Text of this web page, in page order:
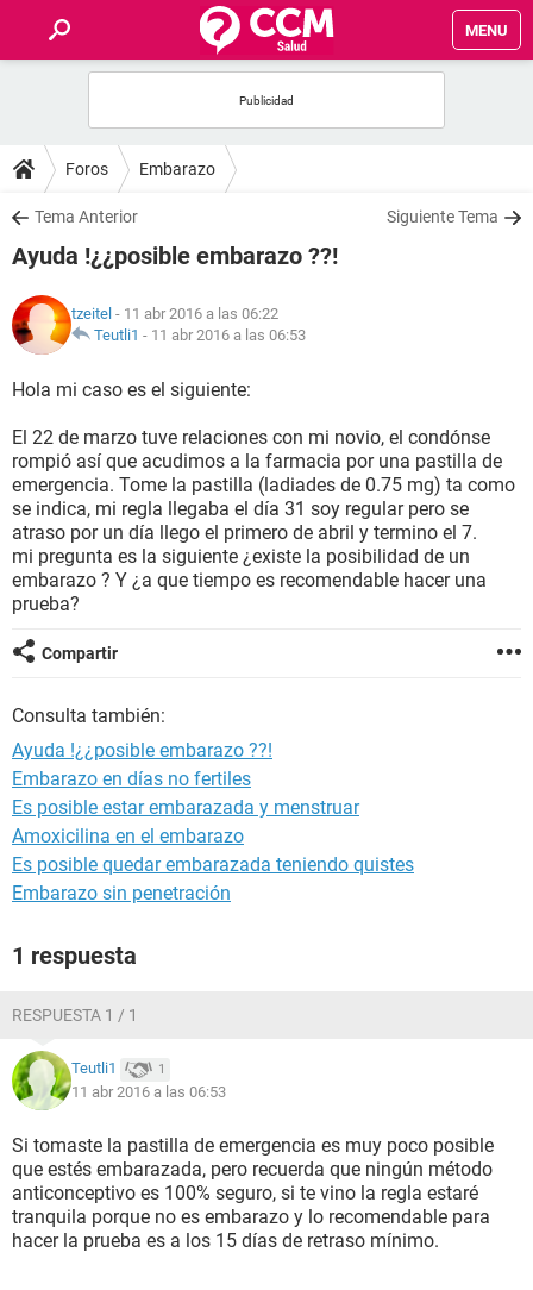
MENU
FOROS
SALUD
FAMILIA
NUTRICIÓN
BIENESTAR
SEXUALIDAD
GLOSARIO
Foros Embarazo
Tema Anterior Siguiente Tema
Ayuda !¿¿posible embarazo ??!
tzeitel - 11 abr 2016 a las 06:22
Teutli1 - 11 abr 2016 a las 06:53
Hola mi caso es el siguiente:
El 22 de marzo tuve relaciones con mi novio, el condónse
rompió así que acudimos a la farmacia por una pastilla de
emergencia. Tome la pastilla (ladiades de 0.75 mg) ta como
se indica, mi regla llegaba el día 31 soy regular pero se
atraso por un día llego el primero de abril y termino el 7.
mi pregunta es la siguiente ¿existe la posibilidad de un
embarazo ? Y ¿a que tiempo es recomendable hacer una
prueba?
Compartir
Consulta también:
Ayuda !¿¿posible embarazo ??!
Embarazo en días no fertiles
Es posible estar embarazada y menstruar
Amoxicilina en el embarazo
Es posible quedar embarazada teniendo quistes
Embarazo sin penetración
1 respuesta
RESPUESTA 1 / 1
Teutli1 1
11 abr 2016 a las 06:53
Si tomaste la pastilla de emergencia es muy poco posible
que estés embarazada, pero recuerda que ningún método
anticonceptivo es 100% seguro, si te vino la regla estaré
tranquila porque no es embarazo y lo recomendable para
hacer la prueba es a los 15 días de retraso mínimo.